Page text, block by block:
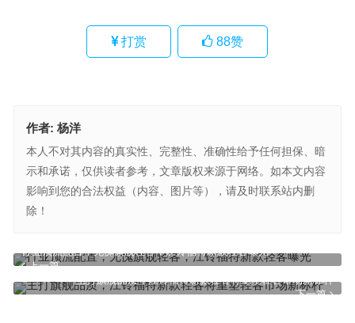
打赏 88赞
作者: 杨洋
本人不对其内容的真实性、完整性、准确性给予任何担保、暗
示和承诺，仅供读者参考，文章版权来源于网络。如本文内容
影响到您的合法权益（内容、图片等），请及时联系站内删
除！
上一篇
行业顶流配置，无愧旗舰轻客，江铃福特新款轻客曝光
下一篇
主打旗舰品质，江铃福特新款轻客将重塑轻客市场新标杆